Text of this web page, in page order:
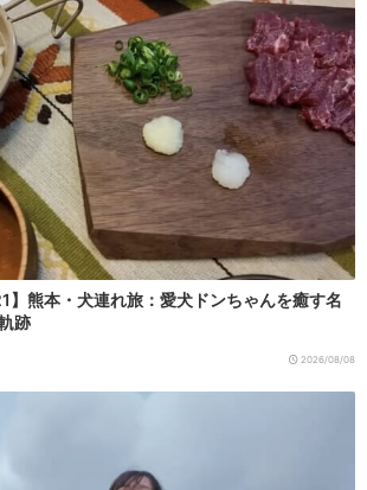
】熊本・犬連れ旅：愛犬ドンちゃんを癒す名
跡
2026/08/08